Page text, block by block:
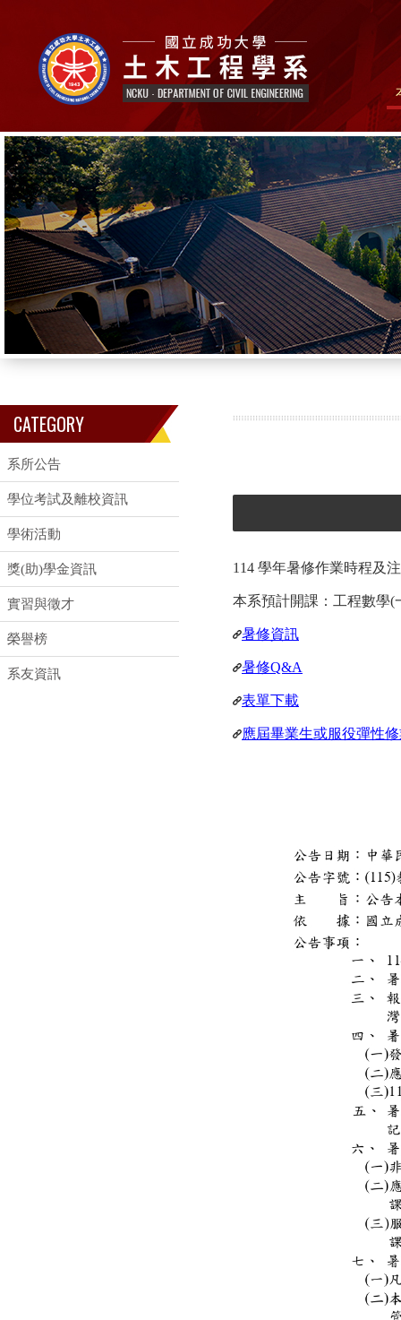
CATEGORY
系所公告
學位考試及離校資訊
學術活動
獎(助)學金資訊
實習與徵才
榮譽榜
系友資訊
114 學年暑修作業時程及
本系預計開課：工程數學(
暑修資訊
暑修Q&A
表單下載
應屆畢業生或服役彈性